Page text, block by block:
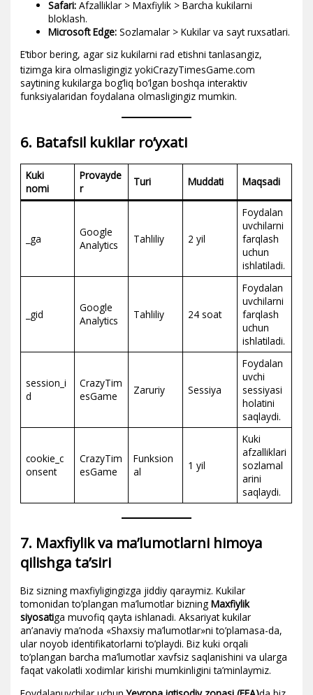
Safari: Afzalliklar > Maxfiylik > Barcha kukilarni
bloklash.
Microsoft Edge: Sozlamalar > Kukilar va sayt ruxsatlari.
E’tibor bering, agar siz kukilarni rad etishni tanlasangiz,
tizimga kira olmasligingiz yokiCrazyTimesGame.com
saytining kukilarga bog’liq bo’lgan boshqa interaktiv
funksiyalaridan foydalana olmasligingiz mumkin.
6. Batafsil kukilar ro’yxati
Kuki
nomi
Provayde
r
Turi Muddati Maqsadi
_ga
Google
Analytics
Tahliliy 2 yil
Foydalan
uvchilarni
farqlash
uchun
ishlatiladi.
_gid
Google
Analytics
Tahliliy 24 soat
Foydalan
uvchilarni
farqlash
uchun
ishlatiladi.
session_i
d
CrazyTim
esGame
Zaruriy Sessiya
Foydalan
uvchi
sessiyasi
holatini
saqlaydi.
cookie_c
onsent
CrazyTim
esGame
Funksion
al
1 yil
Kuki
afzalliklari
sozlamal
arini
saqlaydi.
7. Maxfiylik va ma’lumotlarni himoya
qilishga ta’siri
Biz sizning maxfiyligingizga jiddiy qaraymiz. Kukilar
tomonidan to’plangan ma’lumotlar bizningMaxfiylik
siyosatiga muvofiq qayta ishlanadi. Aksariyat kukilar
an’anaviy ma’noda «Shaxsiy ma’lumotlar»ni to’plamasa-da,
ular noyob identifikatorlarni to’playdi. Biz kuki orqali
to’plangan barcha ma’lumotlar xavfsiz saqlanishini va ularga
faqat vakolatli xodimlar kirishi mumkinligini ta’minlaymiz.